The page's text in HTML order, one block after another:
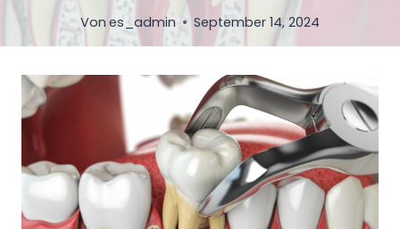
Von es_admin September 14, 2024